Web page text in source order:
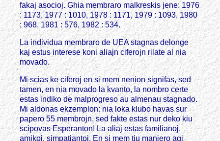
fakaj asocioj. Ghia membraro malkreskis jene: 1976
: 1173, 1977 : 1010, 1978 : 1171, 1979 : 1093, 1980
: 968, 1981 : 576, 1982 : 534.
La individua membraro de UEA stagnas delonge
kaj estus interese koni aliajn ciferojn rilate al nia
movado.
Mi scias ke ciferoj en si mem nenion signifas, sed
tamen, en nia movado la kvanto, la nombro certe
estas indiko de malprogreso au almenau stagnado.
Mi aldonas ekzemplon: nia loka klubo havas sur
papero 55 membrojn, sed fakte estas nur deko kiu
scipovas Esperanton! La aliaj estas familianoj,
amikoj, simpatiantoj. En si mem tiu maniero agi